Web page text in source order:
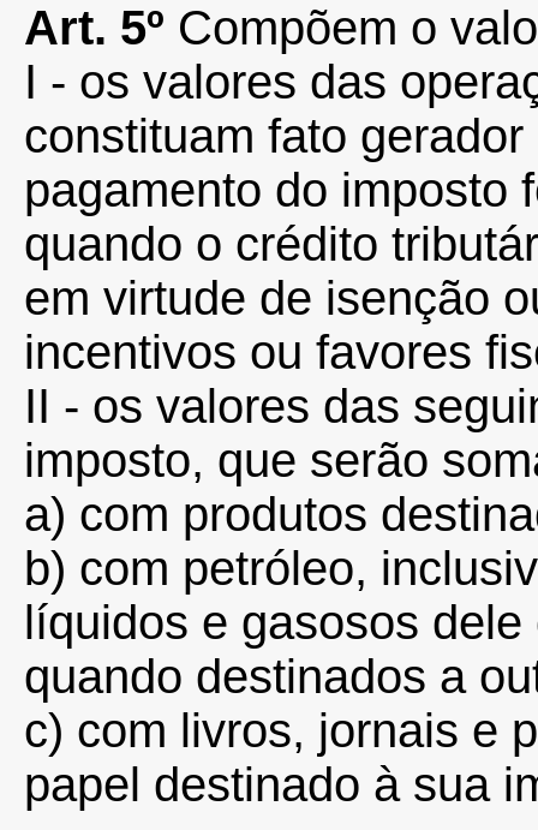
Art. 5º Compõem o
I - os valores das
constituam fato
pagamento do imposto
quando o crédito
em virtude de isenção
incentivos ou favores
II - os valores das
imposto, que serão
a) com produtos
b) com petróleo,
líquidos e gasosos
quando destinados a
c) com livros, jornais e
papel destinado à sua